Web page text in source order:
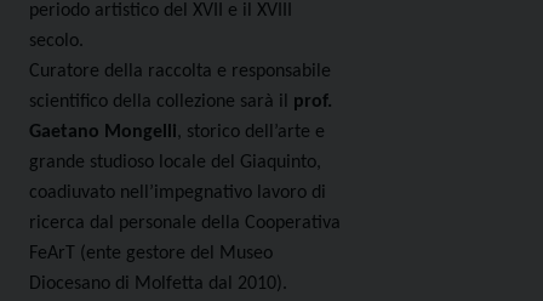
periodo artistico del XVII e il XVIII
secolo.
Curatore della raccolta e responsabile
scientifico della collezione sarà il
prof.
Gaetano Mongelli , storico dell’arte e
grande studioso locale del Giaquinto,
coadiuvato nell’impegnativo lavoro di
ricerca dal personale della Cooperativa
FeArT (ente gestore del Museo
Diocesano di Molfetta dal 2010).